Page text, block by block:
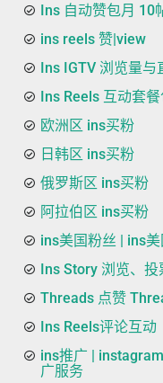
Ins 自动赞包月 10
ins reels 赞|view
Ins IGTV 浏览量与
Ins Reels 互动套
欧洲区 ins买粉
日韩区 ins买粉
俄罗斯区 ins买粉
阿拉伯区 ins买粉
ins美国粉丝 | ins
Ins Story 浏览、
Threads 点赞
Ins Reels评论互动
ins推广 |
广服务